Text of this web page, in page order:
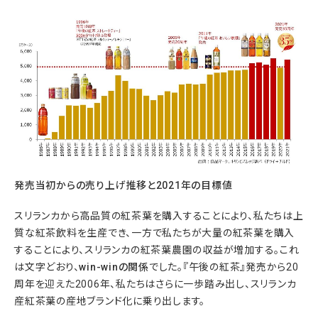
発売当初からの売り上げ推移と2021年の目標値
スリランカから高品質の紅茶葉を購入することにより、私たちは上
質な紅茶飲料を生産でき、一方で私たちが大量の紅茶葉を購入
することにより、スリランカの紅茶葉農園の収益が増加する。これ
は文字どおり、win-winの関係でした。『午後の紅茶』発売から20
周年を迎えた2006年、私たちはさらに一歩踏み出し、スリランカ
産紅茶葉の産地ブランド化に乗り出します。